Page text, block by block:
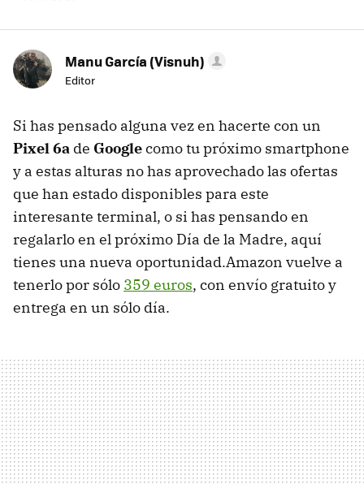
Manu García (Visnuh)
Editor
Si has pensado alguna vez en hacerte con un
Pixel 6a de Googlecomo tu próximo smartphone
y a estas alturas no has aprovechado las ofertas
que han estado disponibles para este
interesante terminal, o si has pensando en
regalarlo en el próximo Día de la Madre, aquí
tienes una nueva oportunidad.Amazon vuelve a
tenerlo por sólo 359 euros, con envío gratuito y
entrega en un sólo día.